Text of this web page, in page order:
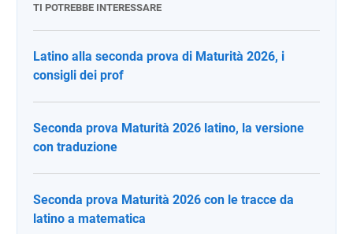
TI POTREBBE INTERESSARE
Latino alla seconda prova di Maturità 2026, i
consigli dei prof
Seconda prova Maturità 2026 latino, la versione
con traduzione
Seconda prova Maturità 2026 con le tracce da
latino a matematica